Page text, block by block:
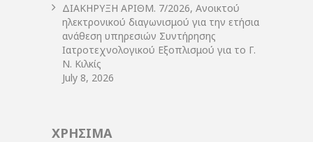
ΔIΑΚΗΡΥΞΗ ΑΡIΘΜ. 7/2026, Ανοικτού
ηλεκτρονικού διαγωνισμού για την ετήσια
ανάθεση υπηρεσιών Συντήρησης
Ιατροτεχνολογικού Εξοπλισμού για το Γ.
Ν. Κιλκίς
July 8, 2026
ΧΡΗΣΙΜΑ